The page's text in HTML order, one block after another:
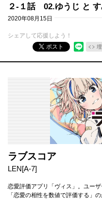
２-１話 02.ゆうじ と
2020年08月15日
シェアして応援しよう！
ポスト
ラブスコア
LEN[A-7]
恋愛評価アプリ「ヴィス」。ユー
「恋愛の相性を数値で評価する」